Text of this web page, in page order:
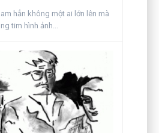
hẳn không một ai lớn lên mà
tim hình ảnh...